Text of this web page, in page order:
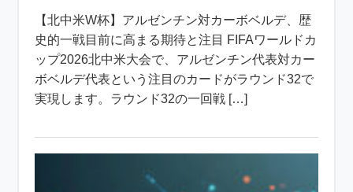
【北中米W杯】アルゼンチン対カーボベルデ、歴
史的一戦目前に高まる期待と注目 FIFAワールドカ
ップ2026北中米大会で、アルゼンチン代表対カー
ボベルデ代表という注目のカードがラウンド32で
実現します。ラウンド32の一回戦 […]